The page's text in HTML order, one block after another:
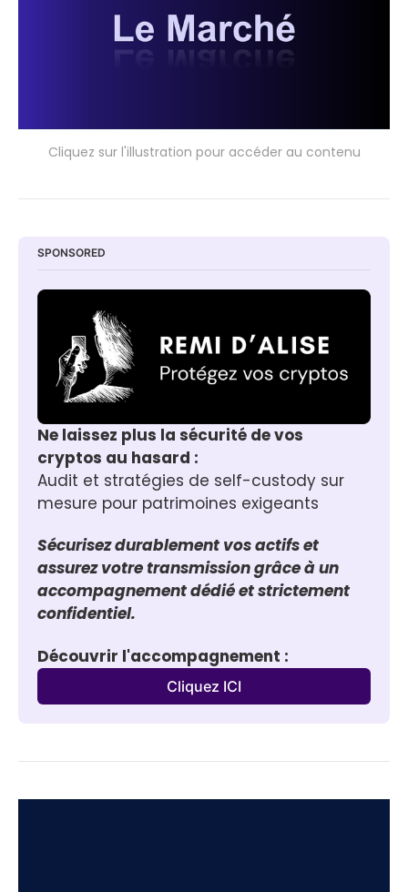
Cliquez sur l'illustration pour accéder au contenu
SPONSORED
Ne laissez plus la sécurité de vos
cryptos au hasard :
Audit et stratégies de self-custody sur
mesure pour patrimoines exigeants
Sécurisez durablement vos actifs et
assurez votre transmission grâce à un
accompagnement dédié et strictement
confidentiel.
Découvrir l'accompagnement :
Cliquez ICI